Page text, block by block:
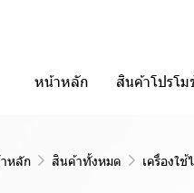
หน้าหลัก สินค้าโปรโม
หลัก สินค้าทั้งหมด เครื่องใ